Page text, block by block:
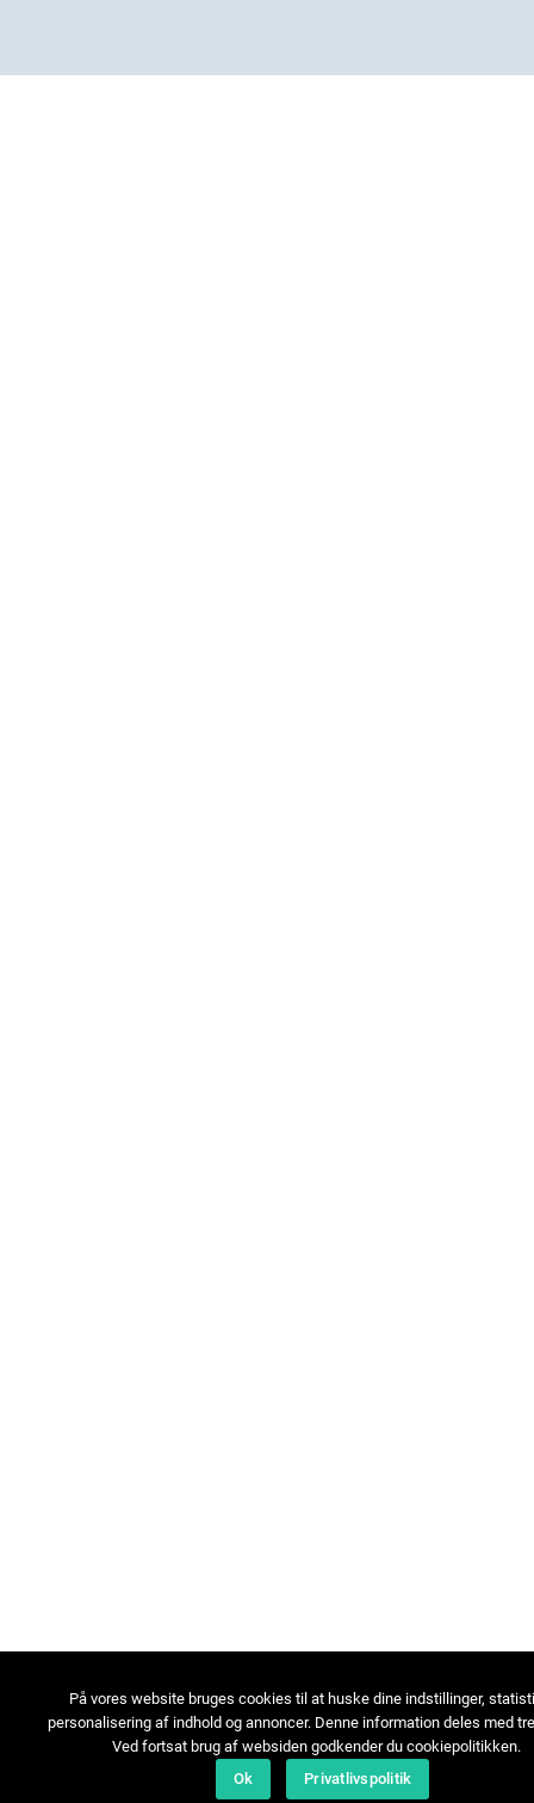
På vores website bruges cookies til at huske dine indstillinger,
personalisering af indhold og annoncer. Denne information deles med
Ved fortsat brug af websiden godkender du cookiepolitikken.
Ok
Privatlivspolitik